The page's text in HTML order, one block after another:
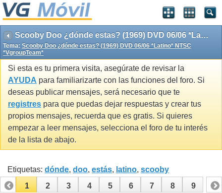
Scooby Doo ¿dónde estas? (1969) DVD 06/06 *Latino* NTSC *VgroupTeam*
Tema: Scooby Doo ¿dónde estas? (1969) DVD 06/06 *Latino* NTSC
*VgroupTeam*
Si esta es tu primera visita, asegúrate de revisar la
AYUDA para familiarizarte con las funciones del foro. Si
deseas publicar mensajes, será necesario que te
registres para que puedas dejar respuestas y crear tus
propios mensajes, recuerda que es gratis. Si quieres
empezar a leer mensajes, selecciona el foro de tu interés
de la lista de abajo.
Etiquetas: dónde, doo, estás, latino, scooby
1
2 3 4 5 6 7 8 9